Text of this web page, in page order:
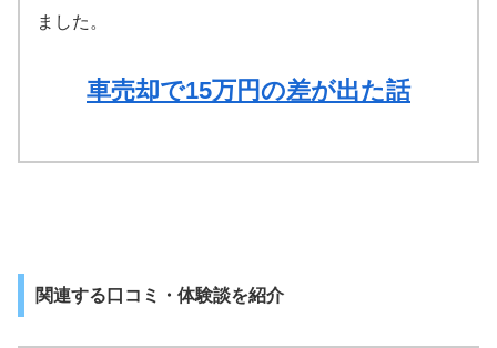
ました。
車売却で15万円の差が出た話
関連する口コミ・体験談を紹介